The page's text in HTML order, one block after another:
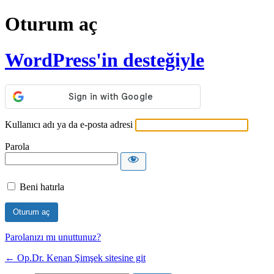
Oturum aç
WordPress'in desteğiyle
Kullanıcı adı ya da e-posta adresi
Parola
Beni hatırla
Parolanızı mı unuttunuz?
← Op.Dr. Kenan Şimşek sitesine git